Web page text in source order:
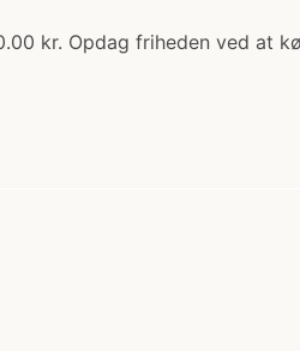
kr. Opdag friheden ved at